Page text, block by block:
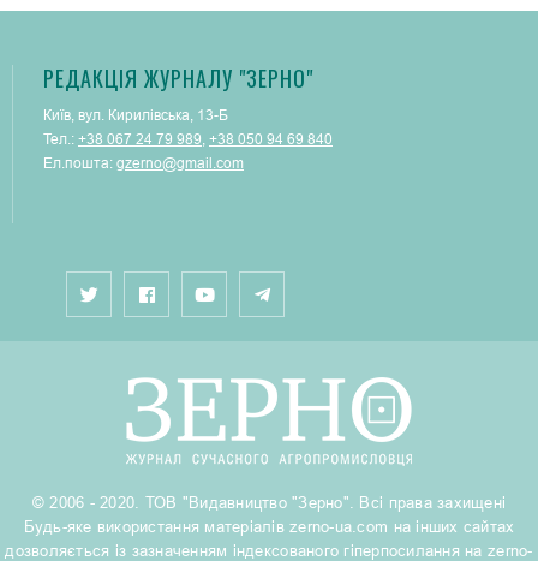
РЕДАКЦІЯ ЖУРНАЛУ "ЗЕРНО"
Київ, вул. Кирилівська, 13-Б
Тел.: +38 067 24 79 989 +38 050 94 69 840
Ел.пошта: gzerno@gmail.com
© 2006 - 2020. ТОВ "Видавництво "Зерно". Всі права захищені
Будь-яке використання матеріалів zerno-ua.com на інших сайтах
дозволяється із зазначенням індексованого гіперпосилання на zerno-